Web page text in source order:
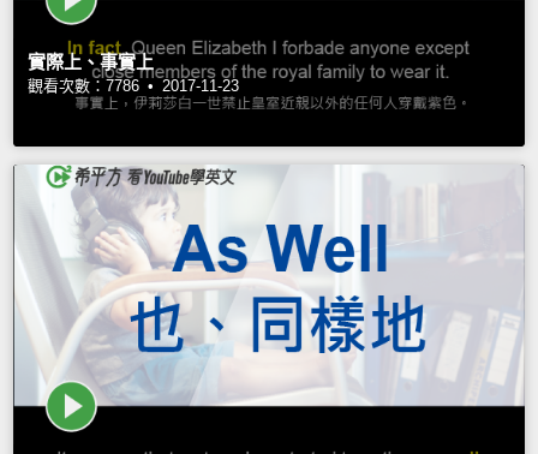
實際上、事實上
觀看次數：7786 • 2017-11-23